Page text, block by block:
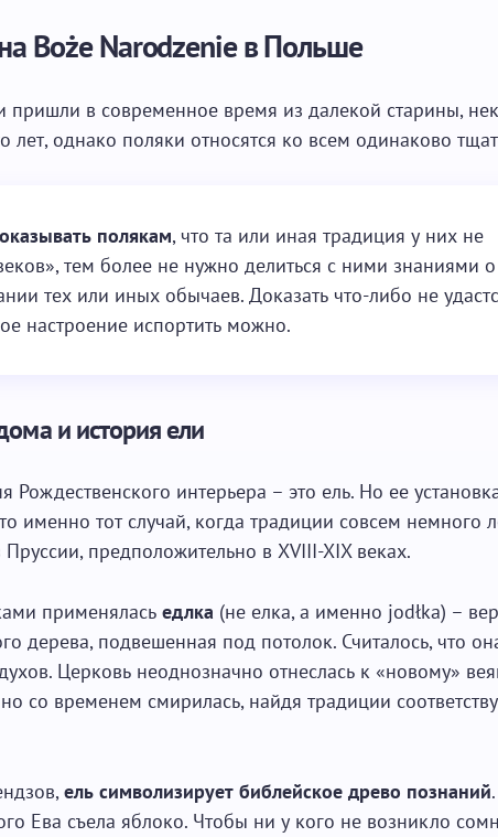
Boże Narodzenie в Польше
пришли в современное время из далекой старины,
лет, однако поляки относятся ко всем одинаково
полякам, что та или иная традиция у них не
тем более не нужно делиться с ними знаниями о
тех или иных обычаев. Доказать что-либо не
настроение испортить можно.
и история ели
Рождественского интерьера – это ель. Но ее
именно тот случай, когда традиции совсем немного
предположительно в XVIII-XIX веках.
применялась едлка (не елка, а именно jodłka) –
дерева, подвешенная под потолок. Считалось, что
Церковь неоднозначно отнеслась к «новому»
но со временем смирилась, найдя традиции
ель символизирует библейское древо познаний
Ева съела яблоко. Чтобы ни у кого не возникло